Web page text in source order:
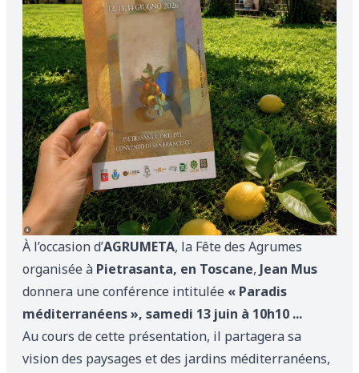
À l’occasion d’AGRUMETA, la Fête des Agrumes
organisée à Pietrasanta, en Toscane, Jean Mus
donnera une conférence intitulée « Paradis
méditerranéens », samedi 13 juin à 10h10 ...
Au cours de cette présentation, il partagera sa
vision des paysages et des jardins méditerranéens,